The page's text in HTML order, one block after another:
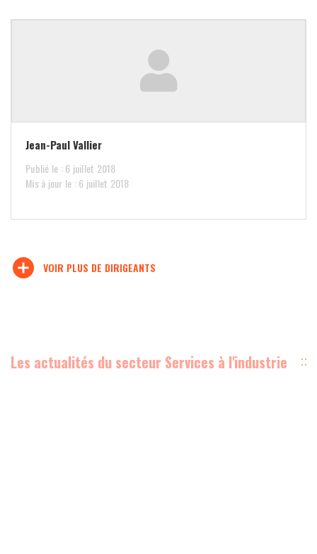
Jean-Paul Vallier
Publié le : 6 juillet 2018
Mis à jour le : 6 juillet 2018
add_circle VOIR PLUS DE DIRIGEANTS
Les actualités du secteur Services à l'industrie